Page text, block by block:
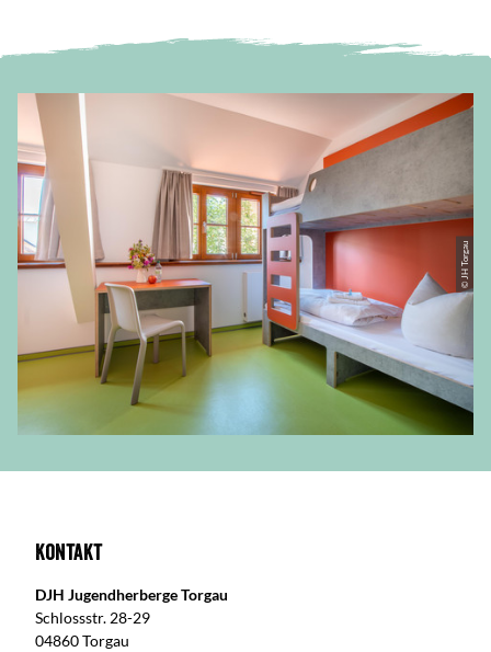
© JH Torgau
Kontakt
DJH Jugendherberge Torgau
Schlossstr. 28-29
04860 Torgau